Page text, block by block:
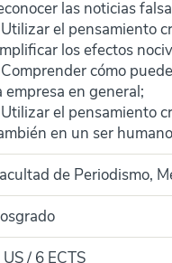
las noticias
el pensamiento
los efectos
cómo
empresa en general;
el pensamiento
en un ser
de Periodismo,
US / 6 ECTS